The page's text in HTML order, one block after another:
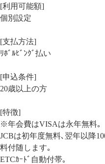
[利用可能額]
個別設定
[支払方法]
ﾘﾎﾞﾙﾋﾞﾝｸﾞ払い
[申込条件]
20歳以上の方
[特徴]
※年会費はVISAは永年無料｡
JCBは初年度無料､翌年以降
料付随します｡
ETCｶｰﾄﾞ自動付帯｡